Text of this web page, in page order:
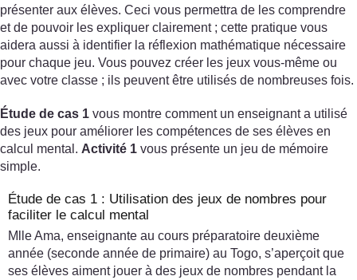
présenter aux élèves. Ceci vous permettra de les comprendre
et de pouvoir les expliquer clairement ; cette pratique vous
aidera aussi à identifier la réflexion mathématique nécessaire
pour chaque jeu. Vous pouvez créer les jeux vous-même ou
avec votre classe ; ils peuvent être utilisés de nombreuses fois.
Étude de cas 1 vous montre comment un enseignant a utilisé
des jeux pour améliorer les compétences de ses élèves en
calcul mental. Activité 1 vous présente un jeu de mémoire
simple.
Étude de cas 1 : Utilisation des jeux de nombres pour
faciliter le calcul mental
Mlle Ama, enseignante au cours préparatoire deuxième
année (seconde année de primaire) au Togo, s’aperçoit que
ses élèves aiment jouer à des jeux de nombres pendant la